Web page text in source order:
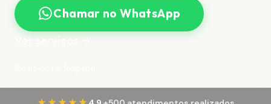
Chamar no WhatsApp
Ver serviços →